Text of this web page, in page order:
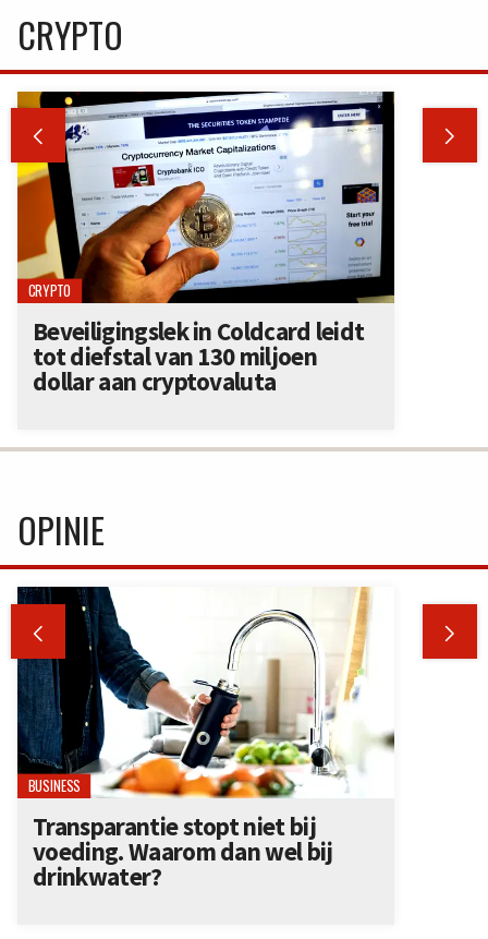
CRYPTO
 
CRYPTO
Beveiligingslek in Coldcard leidt
tot diefstal van 130 miljoen
dollar aan cryptovaluta
OPINIE
 
BUSINESS
Transparantie stopt niet bij
voeding. Waarom dan wel bij
drinkwater?